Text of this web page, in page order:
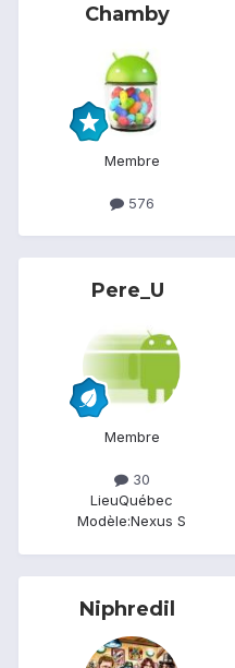
Chamby
Membre
576
Pere_U
Membre
30
LieuQuébec
Modèle:Nexus S
Niphredil